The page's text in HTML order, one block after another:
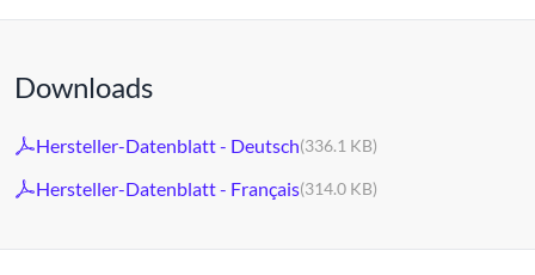
Downloads
Hersteller-Datenblatt - Deutsch(336.1 KB)
Hersteller-Datenblatt - Français(314.0 KB)